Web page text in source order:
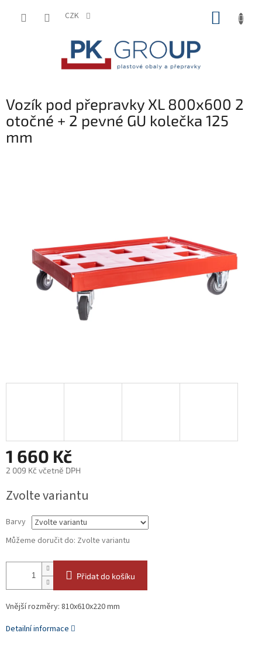
CZK
Vozík pod přepravky XL 800x600 2
otočné + 2 pevné GU kolečka 125
mm
1 660 Kč
2 009 Kč včetně DPH
cena:
Zvolte variantu
Barvy
Můžeme doručit do: Zvolte variantu
Přidat do košíku
Vnější rozměry: 810x610x220 mm
Detailní informace